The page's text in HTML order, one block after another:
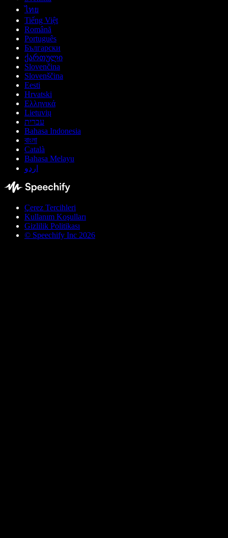
ไทย
Tiếng Việt
Română
Português
Български
ქართული
Slovenčina
Slovenščina
Eesti
Hrvatski
Ελληνικά
Lietuvių
עברית
Bahasa Indonesia
বাংলা
Català
Bahasa Melayu
اردو
Çerez Tercihleri
Kullanım Koşulları
Gizlilik Politikası
© Speechify Inc 2026